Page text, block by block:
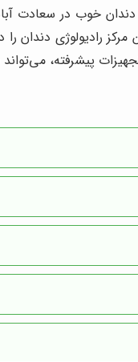
خوب در سعادت
رادیولوژی دندان
پیشرفته،